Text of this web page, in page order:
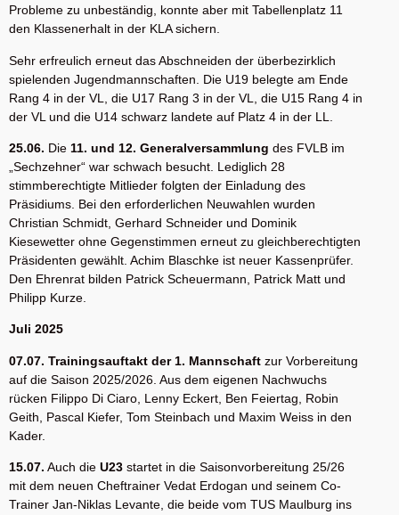
Probleme zu unbeständig, konnte aber mit Tabellenplatz 11
den Klassenerhalt in der KLA sichern.
Sehr erfreulich erneut das Abschneiden der überbezirklich
spielenden Jugendmannschaften. Die U19 belegte am Ende
Rang 4 in der VL, die U17 Rang 3 in der VL, die U15 Rang 4 in
der VL und die U14 schwarz landete auf Platz 4 in der LL.
25.06. Die 11. und 12. Generalversammlung des FVLB im
„Sechzehner“ war schwach besucht. Lediglich 28
stimmberechtigte Mitlieder folgten der Einladung des
Präsidiums. Bei den erforderlichen Neuwahlen wurden
Christian Schmidt, Gerhard Schneider und Dominik
Kiesewetter ohne Gegenstimmen erneut zu gleichberechtigten
Präsidenten gewählt. Achim Blaschke ist neuer Kassenprüfer.
Den Ehrenrat bilden Patrick Scheuermann, Patrick Matt und
Philipp Kurze.
Juli 2025
07.07. Trainingsauftakt der 1. Mannschaft zur Vorbereitung
auf die Saison 2025/2026. Aus dem eigenen Nachwuchs
rücken Filippo Di Ciaro, Lenny Eckert, Ben Feiertag, Robin
Geith, Pascal Kiefer, Tom Steinbach und Maxim Weiss in den
Kader.
15.07. Auch die U23 startet in die Saisonvorbereitung 25/26
mit dem neuen Cheftrainer Vedat Erdogan und seinem Co-
Trainer Jan-Niklas Levante, die beide vom TUS Maulburg ins